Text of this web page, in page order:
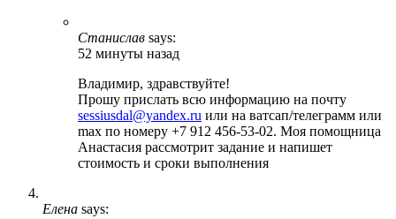
Станислав says:
52 минуты назад
Владимир, здравствуйте!
Прошу прислать всю информацию на почту
sessiusdal@yandex.ru или на ватсап/телеграмм или
max по номеру +7 912 456-53-02. Моя помощница
Анастасия рассмотрит задание и напишет
стоимость и сроки выполнения
Елена says: